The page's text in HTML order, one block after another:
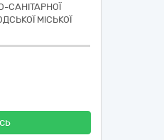
САНІТАРНОЇ
МІСЬКОЇ